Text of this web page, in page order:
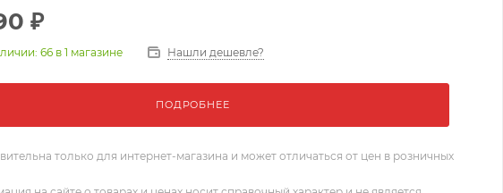
₽
66 в 1 магазине Нашли дешевле?
ПОДРОБНЕЕ
только для интернет-магазина и может отличаться от цен в розничных